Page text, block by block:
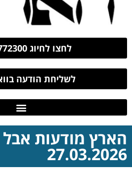
לחצו לחיוג 03-9772300
לשליחת הודעה
הארץ מודעות אבל
27.03.2026